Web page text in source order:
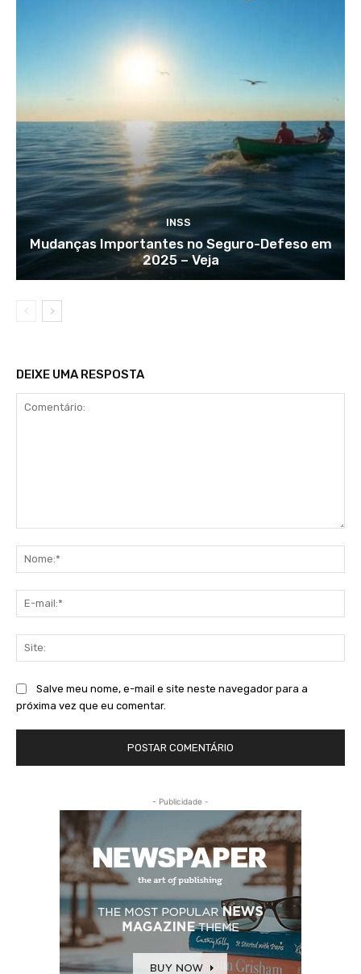
INSS
Mudanças Importantes no Seguro-Defeso em
2025 – Veja
DEIXE UMA RESPOSTA
Salve meu nome, e-mail e site neste navegador para a
próxima vez que eu comentar.
- Publicidade -